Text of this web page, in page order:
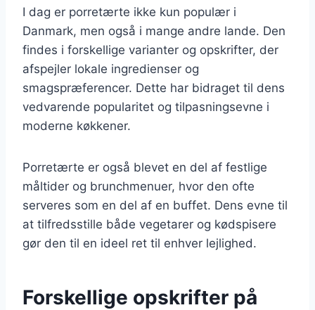
I dag er porretærte ikke kun populær i
Danmark, men også i mange andre lande. Den
findes i forskellige varianter og opskrifter, der
afspejler lokale ingredienser og
smagspræferencer. Dette har bidraget til dens
vedvarende popularitet og tilpasningsevne i
moderne køkkener.
Porretærte er også blevet en del af festlige
måltider og brunchmenuer, hvor den ofte
serveres som en del af en buffet. Dens evne til
at tilfredsstille både vegetarer og kødspisere
gør den til en ideel ret til enhver lejlighed.
Forskellige opskrifter på